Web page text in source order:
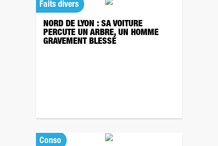
Faits divers
NORD DE LYON : SA VOITURE
PERCUTE UN ARBRE, UN HOMME
GRAVEMENT BLESSÉ
Conso